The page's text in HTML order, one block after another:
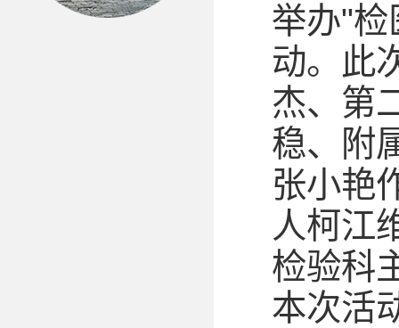
举办"检
动。此
杰、第
稳、附
张小艳
人柯江
检验科
本次活